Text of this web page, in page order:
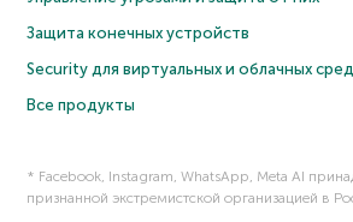
Защита конечных устройств
Security для виртуальных и облачных сред
Все продукты
* Facebook, Instagram, WhatsApp, Meta AI
признанной экстремистской организацией в